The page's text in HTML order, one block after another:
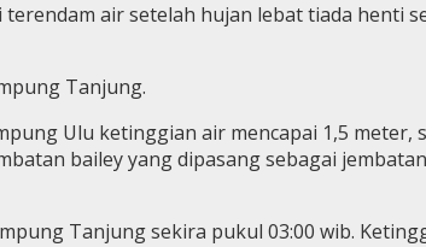
air setelah hujan lebat tiada henti
Tanjung.
Ulu ketinggian air mencapai 1,5
bailey yang dipasang sebagai
Tanjung sekira pukul 03:00 wib.